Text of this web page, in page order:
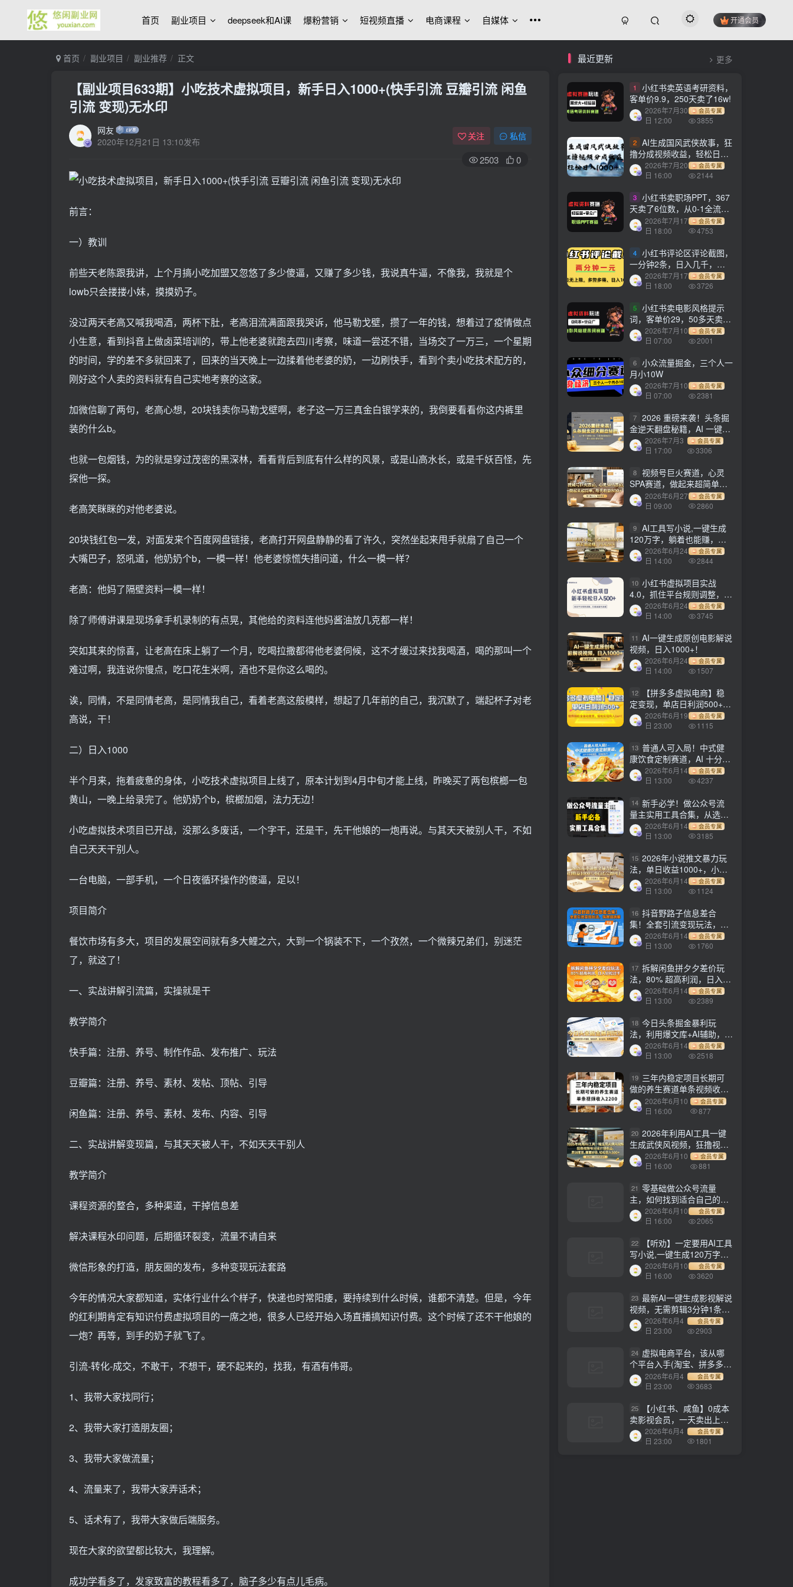
首页 副业项目 deepseek和AI课 爆粉营销 短视频直播 电商课程 自媒体 开通会员
首页 副业项目 副业推荐 正文
【副业项目633期】小吃技术虚拟项目，新手日入1000+(快手引流 豆瓣引流 闲鱼
引流 变现)无水印
网友
2020年12月21日 13:10发布
关注 私信
2503 0
前言：
一）教训
前些天老陈跟我讲，上个月搞小吃加盟又忽悠了多少傻逼，又赚了多少钱，我说真牛逼，不像我，我就是个
lowb只会搂搂小妹，摸摸奶子。
没过两天老高又喊我喝酒，两杯下肚，老高泪流满面跟我哭诉，他马勒戈壁，攒了一年的钱，想着过了疫情做点
小生意，看到抖音上做卤菜培训的，带上他老婆就跑去四川考察，味道一尝还不错，当场交了一万三，一个星期
的时间，学的差不多就回来了，回来的当天晚上一边揉着他老婆的奶，一边刷快手，看到个卖小吃技术配方的，
刚好这个人卖的资料就有自己实地考察的这家。
加微信聊了两句，老高心想，20块钱卖你马勒戈壁啊，老子这一万三真金白银学来的，我倒要看看你这内裤里
装的什么b。
也就一包烟钱，为的就是穿过茂密的黑深林，看看背后到底有什么样的风景，或是山高水长，或是千妖百怪，先
探他一探。
老高笑眯眯的对他老婆说。
20块钱红包一发，对面发来个百度网盘链接，老高打开网盘静静的看了许久，突然坐起来甩手就扇了自己一个
大嘴巴子，怒吼道，他奶奶个b，一模一样！他老婆惊慌失措问道，什么一模一样？
老高：他妈了隔壁资料一模一样！
除了师傅讲课是现场拿手机录制的有点晃，其他给的资料连他妈酱油放几克都一样！
突如其来的惊喜，让老高在床上躺了一个月，吃喝拉撒都得他老婆伺候，这不才缓过来找我喝酒，喝的那叫一个
难过啊，我连说你慢点，吃口花生米啊，酒也不是你这么喝的。
诶，同情，不是同情老高，是同情我自己，看着老高这般模样，想起了几年前的自己，我沉默了，端起杯子对老
高说，干！
二）日入1000
半个月来，拖着疲惫的身体，小吃技术虚拟项目上线了，原本计划到4月中旬才能上线，昨晚买了两包槟榔一包
黄山，一晚上给录完了。他奶奶个b，槟榔加烟，法力无边！
小吃虚拟技术项目已开战，没那么多废话，一个字干，还是干，先干他娘的一炮再说。与其天天被别人干，不如
自己天天干别人。
一台电脑，一部手机，一个日夜循环操作的傻逼，足以！
项目简介
餐饮市场有多大，项目的发展空间就有多大鲤之六，大到一个锅装不下，一个孜然，一个微辣兄弟们，别迷茫
了，就这了！
一、实战讲解引流篇，实操就是干
教学简介
快手篇：注册、养号、制作作品、发布推广、玩法
豆瓣篇：注册、养号、素材、发帖、顶帖、引导
闲鱼篇：注册、养号、素材、发布、内容、引导
二、实战讲解变现篇，与其天天被人干，不如天天干别人
教学简介
课程资源的整合，多种渠道，干掉信息差
解决课程水印问题，后期循环裂变，流量不请自来
微信形象的打造，朋友圈的发布，多种变现玩法套路
今年的情况大家都知道，实体行业什么个样子，快递也时常阳痿，要持续到什么时候，谁都不清楚。但是，今年
的红利期肯定有知识付费虚拟项目的一席之地，很多人已经开始入场直播搞知识付费。这个时候了还不干他娘的
一炮？再等，到手的奶子就飞了。
引流-转化-成交，不敢干，不想干，硬不起来的，找我，有酒有伟哥。
1、我带大家找同行；
2、我带大家打造朋友圈；
3、我带大家做流量；
4、流量来了，我带大家弄话术；
5、话术有了，我带大家做后端服务。
现在大家的欲望都比较大，我理解。
成功学看多了，发家致富的教程看多了，脑子多少有点儿毛病。
最近更新 更多
1
小红书卖英语考研资料，
客单价9.9，250天卖了16w!
2026年7月30
日 12:00
会员专属
3855
2 AI生成国风武侠故事，狂
撸分成视频收益，轻松日入
1000+【可多平台分发】！
2026年7月20
日 16:00
会员专属
2144
3 小红书卖职场PPT，367
天卖了6位数，从0-1全流程
讲解2026年7月17
日 18:00
会员专属
4753
4 小红书评论区评论截图，
一分钟2条，日入几千，多
劳多得!2026年7月17
日 18:00
会员专属
3726
5 小红书卖电影风格提示
词，客单价29，50多天卖了
790单，小白直接抄作业！
2026年7月10
日 07:00
会员专属
2001
6 小众流量掘金，三个人一
月小10W
2026年7月10
日 07:00
会员专属
2381
7 2026 重磅来袭！头条掘
金逆天翻盘秘籍，AI 一键打
造爆款内容，只需简单复制
粘贴，日入 1000 + 轻松实
2026年7月3
日 17:00
会员专属
3306
8 视频号巨火赛道，心灵
SPA赛道，做起来超简单，
每天收益800+！
2026年6月27
日 09:00
会员专属
2860
9 AI工具写小说,一键生成
120万字，躺着也能赚，月
入2w+！2026年6月24
日 14:00
会员专属
2844
10 小红书虚拟项目实战
4.0，抓住平台规则调整，单
店日入500+！
2026年6月24
日 14:00
会员专属
3745
11 AI一键生成原创电影解说
视频，日入1000+！
2026年6月24
日 14:00
会员专属
1507
12
【拼多多虚拟电商】稳
定变现，单店日利润500+，
软件挂机全自动发货，轻松
实现月入1w+！
2026年6月19
日 23:00
会员专属
1115
13 普通人可入局！中式健
康饮食定制赛道，AI 十分钟
做爆款，变现超给力
2026年6月14
日 13:00
会员专属
4237
14 新手必学！做公众号流
量主实用工具合集，从选题
到变现，一篇搞定（新手必
备）
2026年6月14
日 13:00
会员专属
3185
15 2026年小说推文暴力玩
法，单日收益1000+，小白
看完即可上手
2026年6月14
日 13:00
会员专属
1124
16 抖音野路子信息差合
集！全套引流变现玩法，保
姆级拆解
2026年6月14
日 13:00
会员专属
1760
17 拆解闲鱼拼夕夕差价玩
法，80% 超高利润，日入轻
松过千2026年6月14
日 13:00
会员专属
2389
18 今日头条掘金暴利玩
法，利用爆文库+AI辅助，轻
松矩阵、当天起号，简单粗
暴，日入1000+
2026年6月14
日 13:00
会员专属
2518
19 三年内稳定项目长期可
做的养生赛道单条视频收入
22002026年6月10
日 16:00
会员专属
877
20 2026年利用AI工具一键
生成武侠风视频，狂撸视频
号分成计划收益，原创度
高，画面好看，轻松日入
2026年6月10
日 16:00
会员专属
881
21 零基础做公众号流量
主，如何找到适合自己的赛
道
2026年6月10
日 16:00
会员专属
2065
22
【听劝】一定要用AI工具
写小说,一键生成120万字，
躺着也能赚，月入2w+
2026年6月10
日 16:00
会员专属
3620
23 最新AI一键生成影视解说
视频，无需剪辑3分钟1条，
条条爆款，多平台变现日入
1500+
2026年6月4
日 23:00
会员专属
2903
24 虚拟电商平台，该从哪
个平台入手(淘宝、拼多多、
小红书)全攻略日入1000！
2026年6月4
日 23:00
会员专属
3683
25
【小红书、咸鱼】0成本
卖影视会员，一天卖出上百
单，轻轻松松日入1000+
2026年6月4
日 23:00
会员专属
1801